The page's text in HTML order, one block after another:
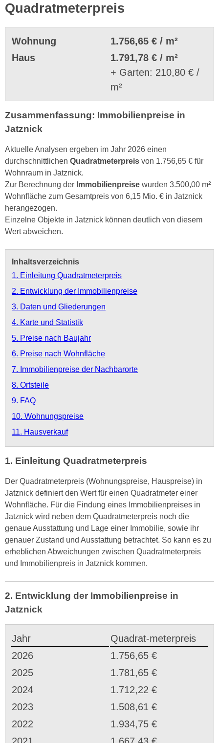
Quadratmeterpreis
Wohnung
1.756,65 € / m²
Haus
1.791,78 € / m²
+ Garten: 210,80 € /
m²
Zusammenfassung: Immobilienpreise in
Jatznick
Aktuelle Analysen ergeben im Jahr 2026 einen
durchschnittlichen Quadratmeterpreis von 1.756,65 € für
Wohnraum in Jatznick.
Zur Berechnung der Immobilienpreise wurden 3.500,00 m²
Wohnfläche zum Gesamtpreis von 6,15 Mio. € in Jatznick
herangezogen.
Einzelne Objekte in Jatznick können deutlich von diesem
Wert abweichen.
Inhaltsverzeichnis
1. Einleitung Quadratmeterpreis
2. Entwicklung der Immobilienpreise
3. Daten und Gliederungen
4. Karte und Statistik
5. Preise nach Baujahr
6. Preise nach Wohnfläche
7. Immobilienpreise der Nachbarorte
8. Ortsteile
9. FAQ
10. Wohnungspreise
11. Hausverkauf
1. Einleitung Quadratmeterpreis
Der Quadratmeterpreis (Wohnungspreise, Hauspreise) in
Jatznick definiert den Wert für einen Quadratmeter einer
Wohnfläche. Für die Findung eines Immobilienpreises in
Jatznick wird neben dem Quadratmeterpreis noch die
genaue Ausstattung und Lage einer Immobilie, sowie ihr
genauer Zustand und Ausstattung betrachtet. So kann es zu
erheblichen Abweichungen zwischen Quadratmeterpreis
und Immobilienpreis in Jatznick kommen.
2. Entwicklung der Immobilienpreise in
Jatznick
Jahr
Quadrat-meterpreis
2026
1.756,65 €
2025
1.781,65 €
2024
1.712,22 €
2023
1.508,61 €
2022
1.934,75 €